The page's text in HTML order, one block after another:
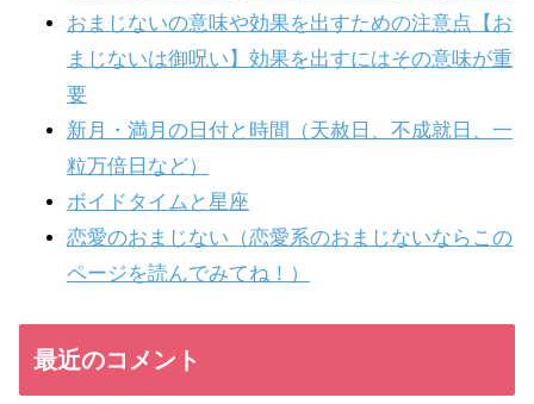
おまじないの意味や効果を出すための注意点【お
まじないは御呪い】効果を出すにはその意味が重
要
新月・満月の日付と時間（天赦日、不成就日、一
粒万倍日など）
ボイドタイムと星座
恋愛のおまじない（恋愛系のおまじないならこの
ページを読んでみてね！）
最近のコメント